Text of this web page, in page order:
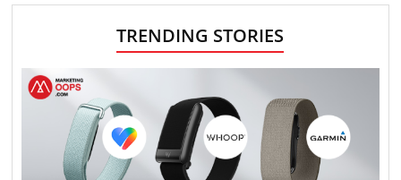
TRENDING STORIES